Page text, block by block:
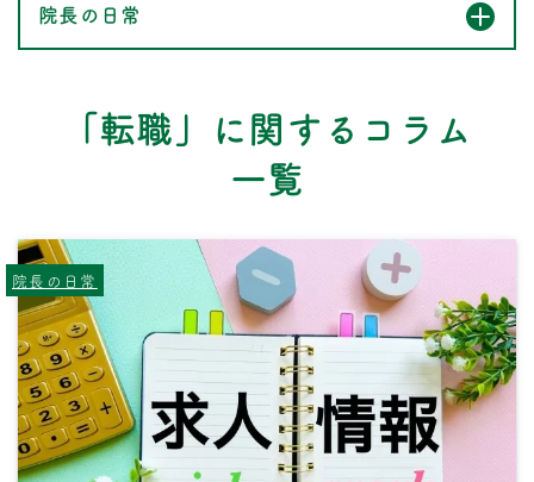
院長の日常
「転職」に関するコラム
一覧
院長の日常